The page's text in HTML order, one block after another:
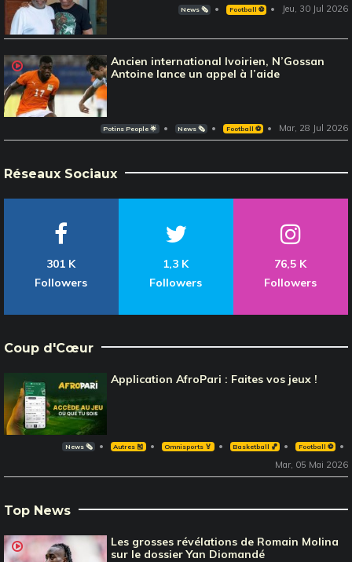
News 🗞️ Football ⚽️ Jeu, 30 Jul 2026
Ancien international Ivoirien, N’Gossan
Antoine lance un appel à l’aide
Potins People 🌟 News 🗞️ Football ⚽️ Mar, 28 Jul 2026
Réseaux Sociaux
301 K
Followers
1,3 K
Followers
76,5 K
Followers
Coup d'Cœur
Application AfroPari : Faites vos jeux !
News 🗞️ Autres 🎽 Omnisports 🏅 Basketball 🏀 Football ⚽️
Mar, 05 Mai 2026
Top News
Les grosses révélations de Romain Molina
sur le dossier Yan Diomandé